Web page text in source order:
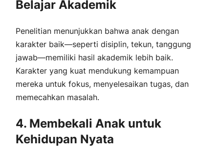
Belajar Akademik
Penelitian menunjukkan bahwa anak dengan
karakter baik—seperti disiplin, tekun, tanggung
jawab—memiliki hasil akademik lebih baik.
Karakter yang kuat mendukung kemampuan
mereka untuk fokus, menyelesaikan tugas, dan
memecahkan masalah.
4. Membekali Anak untuk
Kehidupan Nyata